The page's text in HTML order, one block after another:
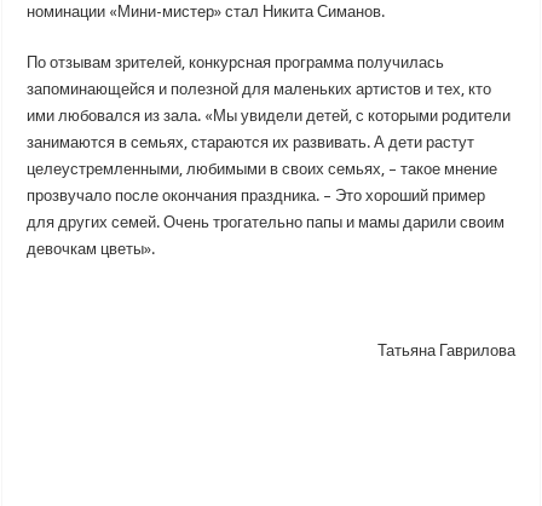
номинации «Мини-мистер» стал Никита Симанов.
По отзывам зрителей, конкурсная программа получилась
запоминающейся и полезной для маленьких артистов и тех, кто
ими любовался из зала. «Мы увидели детей, с которыми родители
занимаются в семьях, стараются их развивать. А дети растут
целеустремленными, любимыми в своих семьях, – такое мнение
прозвучало после окончания праздника. – Это хороший пример
для других семей. Очень трогательно папы и мамы дарили своим
девочкам цветы».
Татьяна Гаврилова